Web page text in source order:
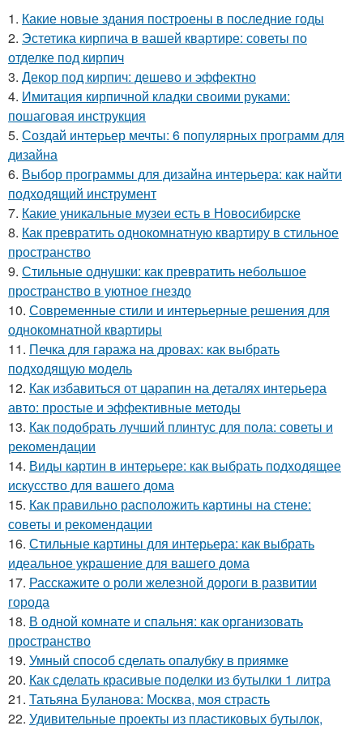
1. Какие новые здания построены в последние годы
2. Эстетика кирпича в вашей квартире: советы по
отделке под кирпич
3. Декор под кирпич: дешево и эффектно
4. Имитация кирпичной кладки своими руками:
пошаговая инструкция
5. Создай интерьер мечты: 6 популярных программ для
дизайна
6. Выбор программы для дизайна интерьера: как найти
подходящий инструмент
7. Какие уникальные музеи есть в Новосибирске
8. Как превратить однокомнатную квартиру в стильное
пространство
9. Стильные однушки: как превратить небольшое
пространство в уютное гнездо
10. Современные стили и интерьерные решения для
однокомнатной квартиры
11. Печка для гаража на дровах: как выбрать
подходящую модель
12. Как избавиться от царапин на деталях интерьера
авто: простые и эффективные методы
13. Как подобрать лучший плинтус для пола: советы и
рекомендации
14. Виды картин в интерьере: как выбрать подходящее
искусство для вашего дома
15. Как правильно расположить картины на стене:
советы и рекомендации
16. Стильные картины для интерьера: как выбрать
идеальное украшение для вашего дома
17. Расскажите о роли железной дороги в развитии
города
18. В одной комнате и спальня: как организовать
пространство
19. Умный способ сделать опалубку в приямке
20. Как сделать красивые поделки из бутылки 1 литра
21. Татьяна Буланова: Москва, моя страсть
22. Удивительные проекты из пластиковых бутылок,